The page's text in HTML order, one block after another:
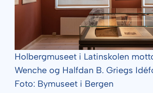
Holbergmuseet i Latinskolen
Wenche og Halfdan B. Griegs
Foto: Bymuseet i Bergen